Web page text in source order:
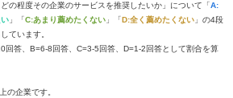
の程度その企業のサービスを推奨したいか」について「A:
」「C:あまり薦めたくない 」「D:全く薦めたくない 」の4段
ています。
答、B=6-8回答、C=3-5回答、D=1-2回答として割合を算
の企業です。